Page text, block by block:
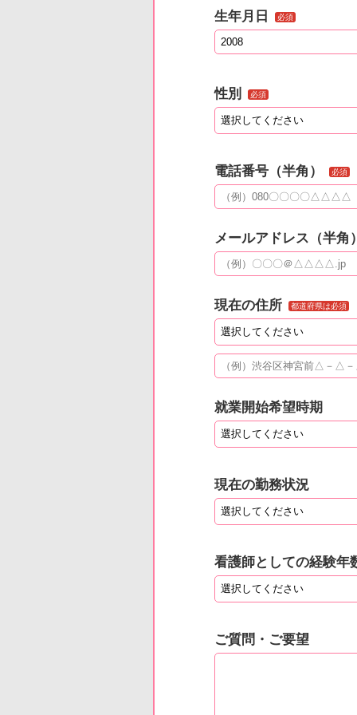
生年月日 必須
性別 必須
電話番号（半角） 必須
メールアドレス（半角
現在の住所 都道府県は必須
就業開始希望時期
現在の勤務状況
看護師としての経験年
ご質問・ご要望